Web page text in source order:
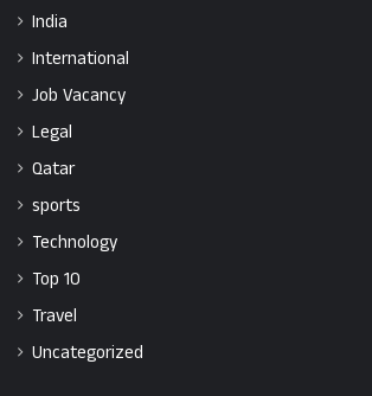
India
International
Job Vacancy
Legal
Qatar
sports
Technology
Top 10
Travel
Uncategorized